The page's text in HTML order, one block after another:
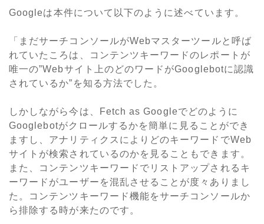
Googleは本件について以下のように述べています。
「まだサーチコンソールがWebマスターツールと呼ば
れていたころは、コンテンツキーワードのレポートが
唯一の”Webサイト上のどのワードがGooglebotに認識
されているか”を知る方法でした。
しかしながら今は、Fetch as Googleでどのように
Googlebotがクロールするかを簡単に見ることができ
ますし、アナリティクスによりどのキーワードでWeb
サイトが検索されているのかを見ることもできます。
また、コンテンツキーワードでリストアップされるキ
ーワードがユーザーを混乱させることが度々ありまし
た。コンテンツキーワード機能をサーチコンソールか
ら排除する時が来たのです。